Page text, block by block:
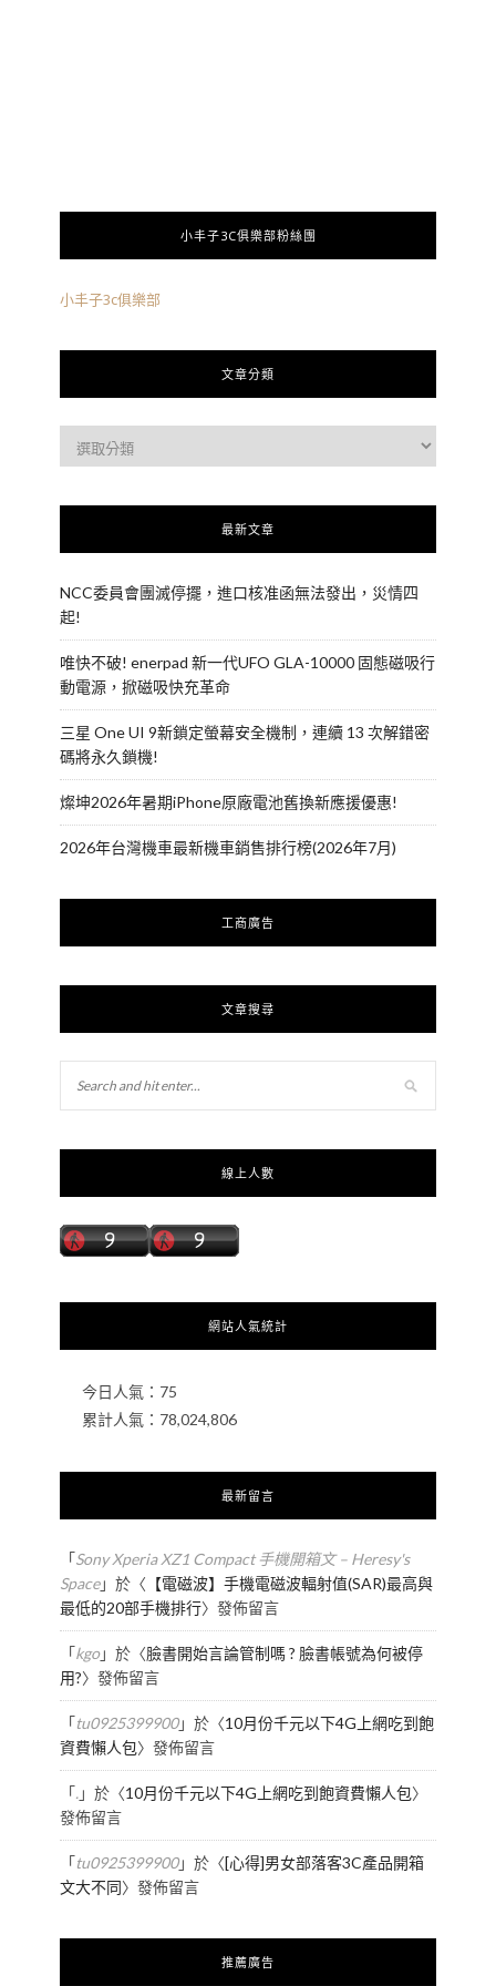
小丰子3C俱樂部粉絲團
小丰子3c俱樂部
文章分類
最新文章
NCC委員會團滅停擺，進口核准函無法發出，災情四
起!
唯快不破! enerpad 新一代UFO GLA-10000 固態磁吸行
動電源，掀磁吸快充革命
三星 One UI 9新鎖定螢幕安全機制，連續 13 次解錯密
碼將永久鎖機!
燦坤2026年暑期iPhone原廠電池舊換新應援優惠!
2026年台灣機車最新機車銷售排行榜(2026年7月)
工商廣告
文章搜尋
線上人數
網站人氣統計
今日人氣： 75
累計人氣： 78,024,806
最新留言
「Sony Xperia XZ1 Compact 手機開箱文 – Heresy's
Space」於〈 【電磁波】手機電磁波輻射值(SAR)最高與
最低的20部手機排行〉發佈留言
「kgo」於〈臉書開始言論管制嗎 ? 臉書帳號為何被停
用?〉發佈留言
「tu0925399900」於〈10月份千元以下4G上網吃到飽
資費懶人包〉發佈留言
「.」於〈10月份千元以下4G上網吃到飽資費懶人包〉
發佈留言
「tu0925399900」於〈[心得]男女部落客3C產品開箱
文大不同〉發佈留言
推薦廣告